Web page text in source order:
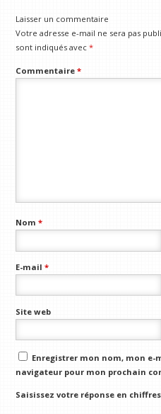
Laisser un commentaire
Votre adresse e-mail ne sera pas
sont indiqués avec*
Commentaire*
Nom*
E-mail*
Site web
Enregistrer mon nom, mon
navigateur pour mon prochain
Saisissez votre réponse en chiffres